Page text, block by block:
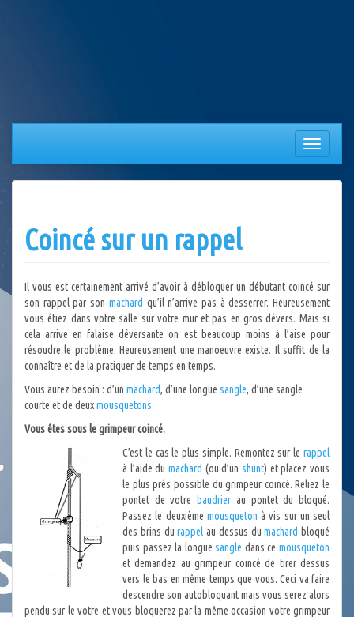
Afficher/
la
Coincé sur un rappel
Il vous est certainement arrivé d’avoir à débloquer un débutant coincé sur
son rappel par son machard qu’il n’arrive pas à desserrer. Heureusement
vous étiez dans votre salle sur votre mur et pas en gros dévers. Mais si
cela arrive en falaise déversante on est beaucoup moins à l’aise pour
résoudre le problème. Heureusement une manoeuvre existe. Il suffit de la
connaître et de la pratiquer de temps en temps.
Vous aurez besoin : d’un machard, d’une longue sangle, d’une sangle
courte et de deuxmousquetons.
Vous êtes sous le grimpeur coincé.
C’est le cas le plus simple. Remontez sur le rappel
à l’aide du machard (ou d’unshunt) et placez vous
le plus près possible du grimpeur coincé. Reliez le
pontet de votre
baudrier au pontet du bloqué.
Passez le deuxième mousqueton à vis sur un seul
des brins durappel au dessus dumachard bloqué
puis passez la longuesangle dans cemousqueton
et demandez au grimpeur coincé de tirer dessus
vers le bas en même temps que vous. Ceci va faire
descendre son autobloquant mais vous serez alors
pendu sur le votre et vous bloquerez par la même occasion votre grimpeur